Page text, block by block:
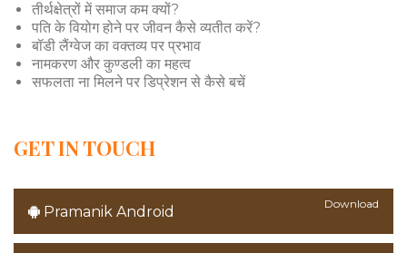
तीर्थक्षेत्रों में समाज कम क्यों?
पति के वियोग होने पर जीवन कैसे व्यतीत करें?
बॉडी लैंग्वेज का वक्तव्य पर प्रभाव
नामकरण और कुण्डली का महत्व
सफलता ना मिलने पर डिप्रेशन से कैसे बचें
GET IN TOUCH
Pramanik Android Download